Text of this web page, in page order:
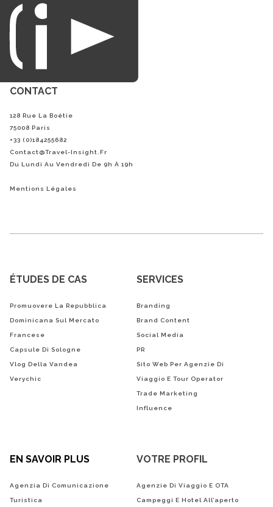
du loisirs.
CONTACT
128 Rue La Boétie
75008 Paris
+33 (0)184255682
Contact@Travel-Insight.fr
Du Lundi Au Vendredi De 9h À 19h
Mentions Légales
ÉTUDES DE CAS
Promuovere La Repubblica
Dominicana Sul Mercato
Francese
Capsule Di Sologne
Vlog Della Vandea
Verychic
SERVICES
Branding
Brand Content
Social Media
PR
Sito Web Per Agenzie Di
Viaggio E Tour Operator
Trade Marketing
Influence
EN SAVOIR PLUS
Agenzia Di Comunicazione
Turistica
VOTRE PROFIL
Agenzie Di Viaggio E OTA
Campeggi E Hotel All’aperto